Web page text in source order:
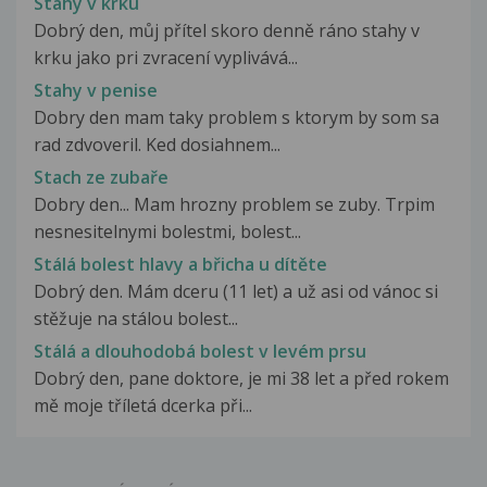
Dobrý den, můj přítel skoro denně ráno stahy v
krku jako pri zvracení vyplivává...
Stahy v penise
Dobry den mam taky problem s ktorym by som sa
rad zdvoveril. Ked dosiahnem...
Stach ze zubaře
Dobry den... Mam hrozny problem se zuby. Trpim
nesnesitelnymi bolestmi, bolest...
Stálá bolest hlavy a břicha u dítěte
Dobrý den. Mám dceru (11 let) a už asi od vánoc si
stěžuje na stálou bolest...
Stálá a dlouhodobá bolest v levém prsu
Dobrý den, pane doktore, je mi 38 let a před rokem
mě moje tříletá dcerka při...